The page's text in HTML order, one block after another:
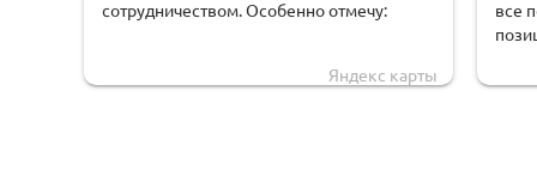
сотрудничеством. Особенно отмечу:
Яндекс карты
все